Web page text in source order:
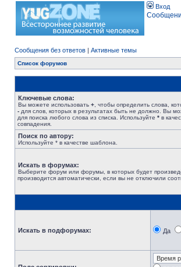
Вход
Сообщения без ответов | Активные темы
Список форумов
Ключевые слова:
Вы можете использовать + , чтобы определить слова,
- для слов, которых в результатах быть не должно. Вы
для поиска любого слова из списка. Используйте * в
совпадения.
Поиск по автору:
Используйте * в качестве шаблона.
Искать в форумах:
Выберите форум или форумы, в которых будет
производится автоматически, если вы не отключили
Искать в подфорумах: Да